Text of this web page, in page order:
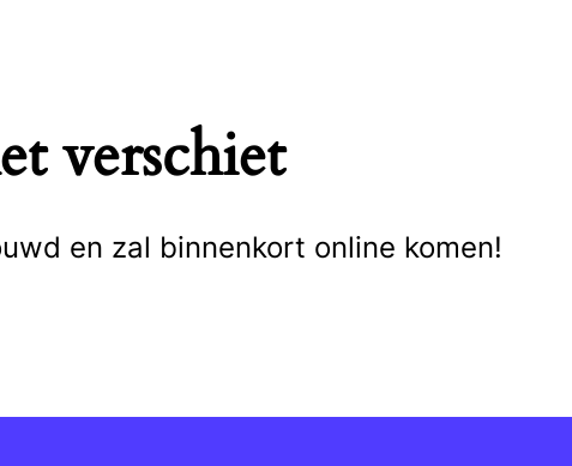
verschiet
en zal binnenkort online komen!